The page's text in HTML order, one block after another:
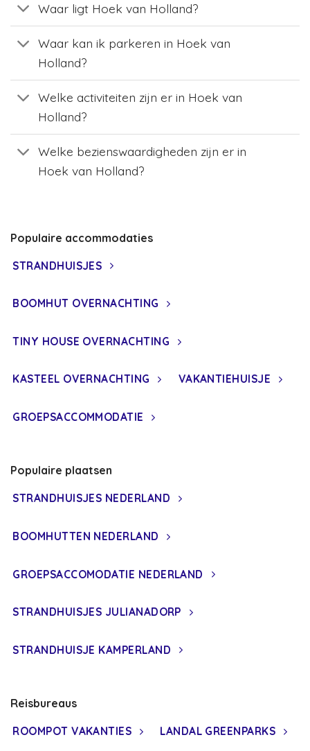
Waar ligt Hoek van Holland?
Waar kan ik parkeren in Hoek van
Holland?
Welke activiteiten zijn er in Hoek van
Holland?
Welke bezienswaardigheden zijn er in
Hoek van Holland?
Populaire accommodaties
STRANDHUISJES
BOOMHUT OVERNACHTING
TINY HOUSE OVERNACHTING
KASTEEL OVERNACHTING VAKANTIEHUISJE
GROEPSACCOMMODATIE
Populaire plaatsen
STRANDHUISJES NEDERLAND
BOOMHUTTEN NEDERLAND
GROEPSACCOMODATIE NEDERLAND
STRANDHUISJES JULIANADORP
STRANDHUISJE KAMPERLAND
Reisbureaus
ROOMPOT VAKANTIES
LANDAL GREENPARKS